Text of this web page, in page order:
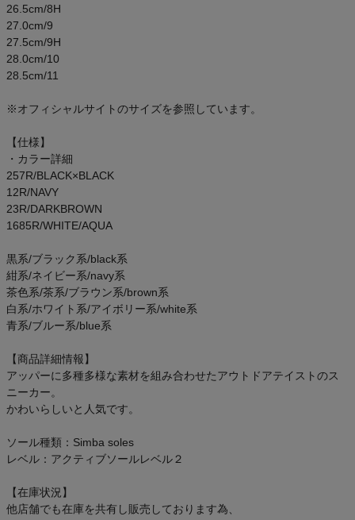
26.5cm/8H
27.0cm/9
27.5cm/9H
28.0cm/10
28.5cm/11
※オフィシャルサイトのサイズを参照しています。
【仕様】
・カラー詳細
257R/BLACK×BLACK
12R/NAVY
23R/DARKBROWN
1685R/WHITE/AQUA
黒系/ブラック系/black系
紺系/ネイビー系/navy系
茶色系/茶系/ブラウン系/brown系
白系/ホワイト系/アイボリー系/white系
青系/ブルー系/blue系
【商品詳細情報】
アッパーに多種多様な素材を組み合わせたアウトドアテイストのス
ニーカー。
かわいらしいと人気です。
ソール種類：Simba soles
レベル：アクティブソールレベル２
【在庫状況】
他店舗でも在庫を共有し販売しております為、